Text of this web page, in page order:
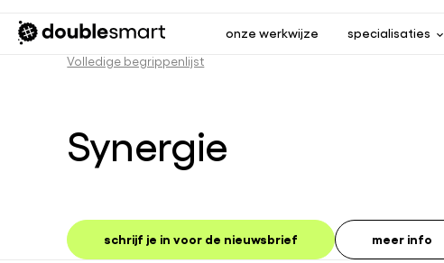
onze werkwijze specialisaties
Volledige begrippenlijst
Synergie
schrijf je in voor de nieuwsbrief meer info